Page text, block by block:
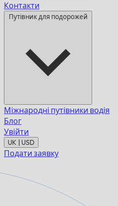
Контакти
Путівник для подорожей
Міжнародні путівники водія
Блог
Увійти
UK | USD
Подати заявку